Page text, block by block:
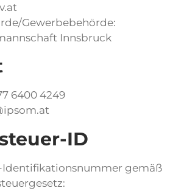
Gewerbebehörde:
Innsbruck
6400 4249
ID
Identifikationsnummer gemäß